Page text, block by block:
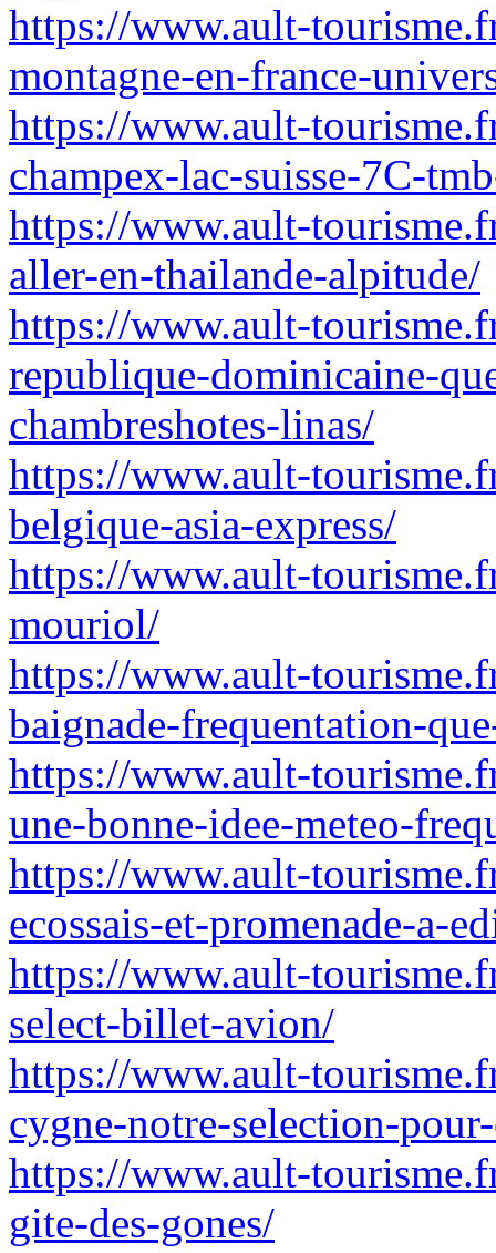
https://www.ault-
montagne-en-france-
https://www.ault-
champex-lac-suisse-7C-
https://www.ault-
aller-en-thailande-alpitude/
https://www.ault-
republique-dominicaine-
chambreshotes-linas/
https://www.ault-
belgique-asia-express/
https://www.ault-
mouriol/
https://www.ault-
baignade-frequentation-
https://www.ault-
une-bonne-idee-meteo-
https://www.ault-
ecossais-et-promenade-a-
https://www.ault-
select-billet-avion/
https://www.ault-
cygne-notre-selection-
https://www.ault-
gite-des-gones/